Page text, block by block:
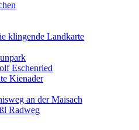
klingende Landkarte
Eschenried
Kienader
an der Maisach
Radweg